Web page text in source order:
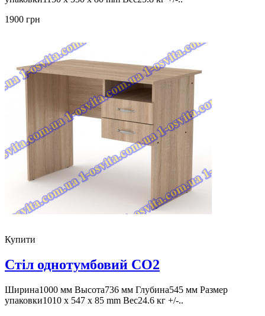
1900 грн
Купити
Стіл однотумбовий СО2
Ширина1000 мм Высота736 мм Глубина545 мм Размер
упаковки1010 x 547 x 85 mm Вес24.6 кг +/-..